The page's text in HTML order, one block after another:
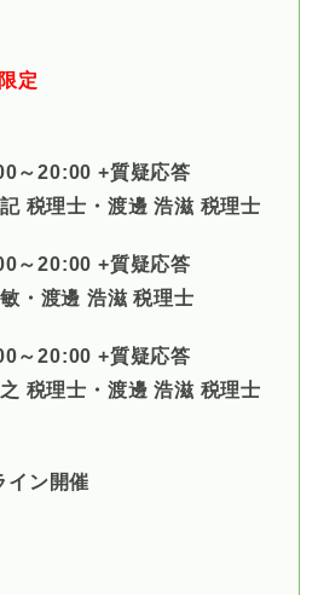
定
～20:00 +質疑応答
税理士・渡邊 浩滋 税理士
～20:00 +質疑応答
・渡邊 浩滋 税理士
～20:00 +質疑応答
税理士・渡邊 浩滋 税理士
イン開催